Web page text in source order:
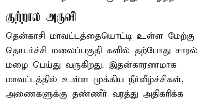
குற்றால அருவி
தென்காசி மாவட்டத்தையொட்டி உள்ள மேற்கு
தொடர்ச்சி மலைப்பகுதி களில் தற்போது சாரல்
மழை பெய்து வருகிறது. இதன்காரணமாக
மாவட்டத்தில் உள்ள முக்கிய நீர்வீழ்ச்சிகள்,
அணைகளுக்கு தண்ணீர் வரத்து அதிகரிக்க